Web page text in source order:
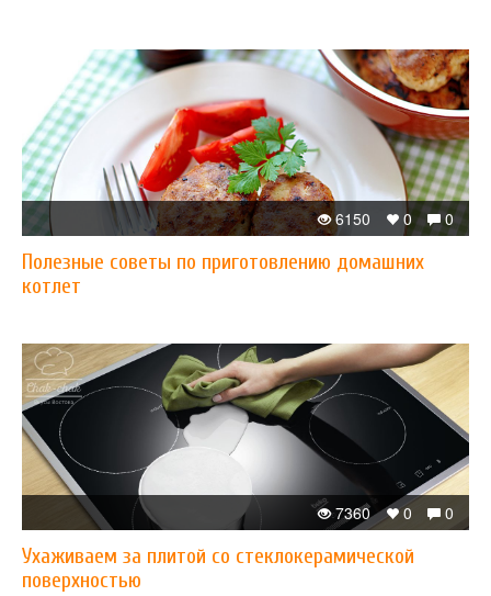
0
0
6150
Полезные советы по приготовлению домашних
котлет
0
0
7360
Ухаживаем за плитой со стеклокерамической
поверхностью